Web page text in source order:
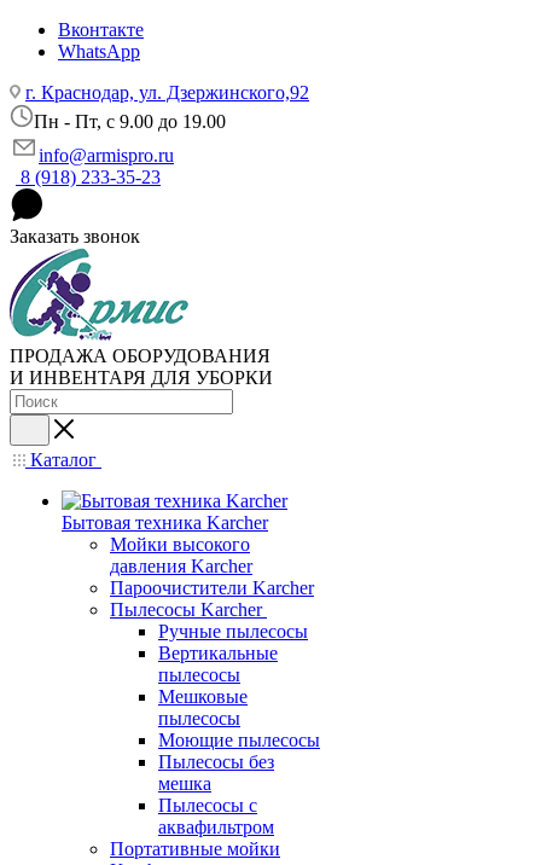
Вконтакте
WhatsApp
г. Краснодар, ул. Дзержинского,92
Пн - Пт, c 9.00 до 19.00
info@armispro.ru
8 (918) 233-35-23
Заказать звонок
ПРОДАЖА ОБОРУДОВАНИЯ
И ИНВЕНТАРЯ ДЛЯ УБОРКИ
Каталог
Бытовая техника Karcher
Мойки высокого
давления Karcher
Пароочистители Karcher
Пылесосы Karcher
Ручные пылесосы
Вертикальные
пылесосы
Мешковые
пылесосы
Моющие пылесосы
Пылесосы без
мешка
Пылесосы с
аквафильтром
Портативные мойки